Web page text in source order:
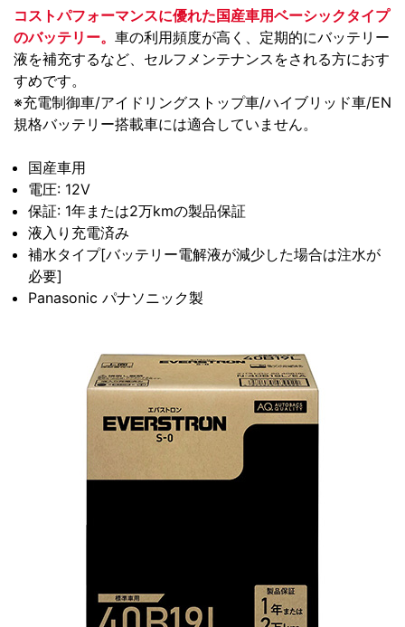
コストパフォーマンスに優れた国産車用ベーシックタイプ
のバッテリー。 車の利用頻度が高く、定期的にバッテリー
液を補充するなど、セルフメンテナンスをされる方におす
すめです。
※充電制御車/アイドリングストップ車/ハイブリッド車/EN
規格バッテリー搭載車には適合していません。
国産車用
電圧: 12V
保証: 1年または2万kmの製品保証
液入り充電済み
補水タイプ[バッテリー電解液が減少した場合は注水が
必要]
Panasonic パナソニック製